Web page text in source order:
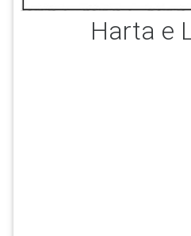
Harta e